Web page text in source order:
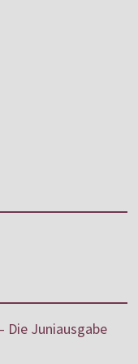
Die Juniausgabe